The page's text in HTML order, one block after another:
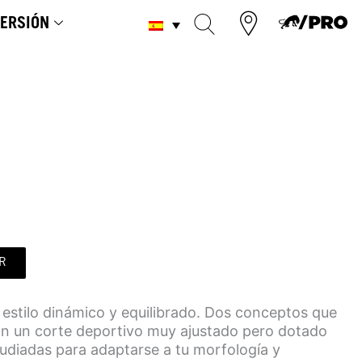
dinámico y equilibrado. Dos conceptos que
un corte deportivo muy ajustado pero dotado
para adaptarse a tu morfología y